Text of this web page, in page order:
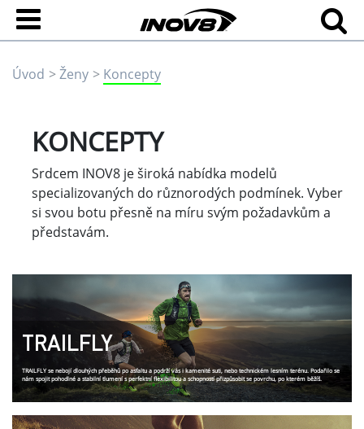
Úvod Ženy Koncepty
KONCEPTY
Srdcem INOV8 je široká nabídka modelů
specializovaných do různorodých podmínek. Vyber
si svou botu přesně na míru svým požadavkům a
představám.
TRAILFLY
TRAILFLY se nebojí dlouhých přeběhů po asfaltu a podrží vás i kamenité suti, nebo technickém lesním terénu. Podařilo se
nám spojit pohodlné a stabilní tlumení s perfektní flexibilitou a schopností přizpůsobit se povrchu, po kterém běžíš.